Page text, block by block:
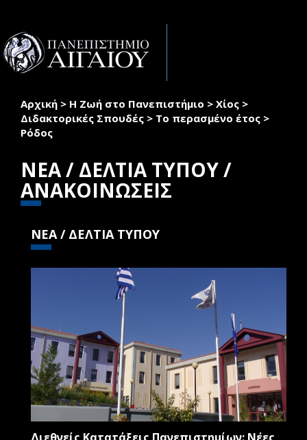
Παράκαμψη προς το κυρίως περιεχόμενο
Είστε εδώ
Αρχική > Η Ζωή στο Πανεπιστήμιο > Χίος >
Διδακτορικές Σπουδές > Το περασμένο έτος >
Ρόδος
ΝΕΑ / ΔΕΛΤΙΑ ΤΥΠΟΥ /
ΑΝΑΚΟΙΝΩΣΕΙΣ
ΝΕΑ / ΔΕΛΤΙΑ ΤΥΠΟΥ